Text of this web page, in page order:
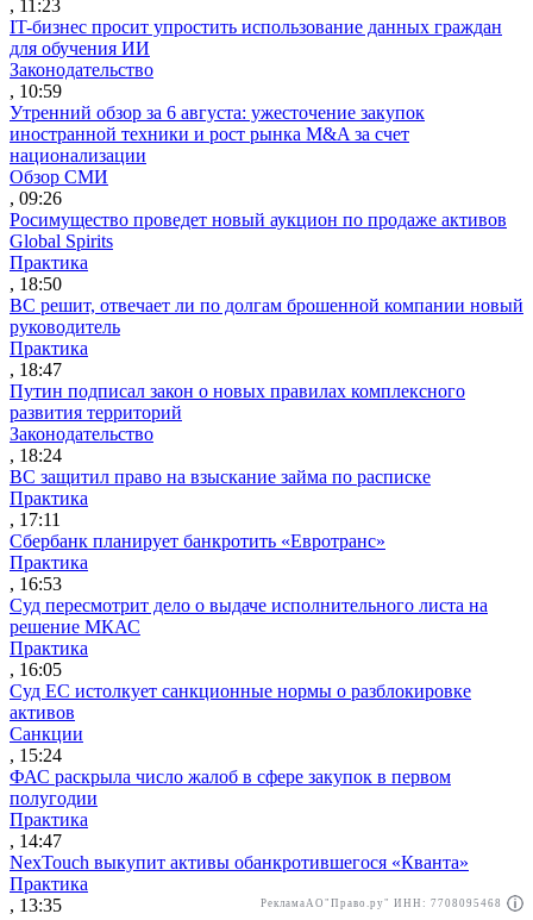
Реклама АО"Право.ру" ИНН: 7708095468
, 11:23
IT-бизнес просит упростить использование данных граждан
для обучения ИИ
Законодательство
, 10:59
Утренний обзор за 6 августа: ужесточение закупок
иностранной техники и рост рынка M&A за счет
национализации
Обзор СМИ
, 09:26
Росимущество проведет новый аукцион по продаже активов
Global Spirits
Практика
, 18:50
ВС решит, отвечает ли по долгам брошенной компании новый
руководитель
Практика
, 18:47
Путин подписал закон о новых правилах комплексного
развития территорий
Законодательство
, 18:24
ВС защитил право на взыскание займа по расписке
Практика
, 17:11
Сбербанк планирует банкротить «Евротранс»
Практика
, 16:53
Суд пересмотрит дело о выдаче исполнительного листа на
решение МКАС
Практика
, 16:05
Суд ЕС истолкует санкционные нормы о разблокировке
активов
Санкции
, 15:24
ФАС раскрыла число жалоб в сфере закупок в первом
полугодии
Практика
, 14:47
NexTouch выкупит активы обанкротившегося «Кванта»
Практика
, 13:35